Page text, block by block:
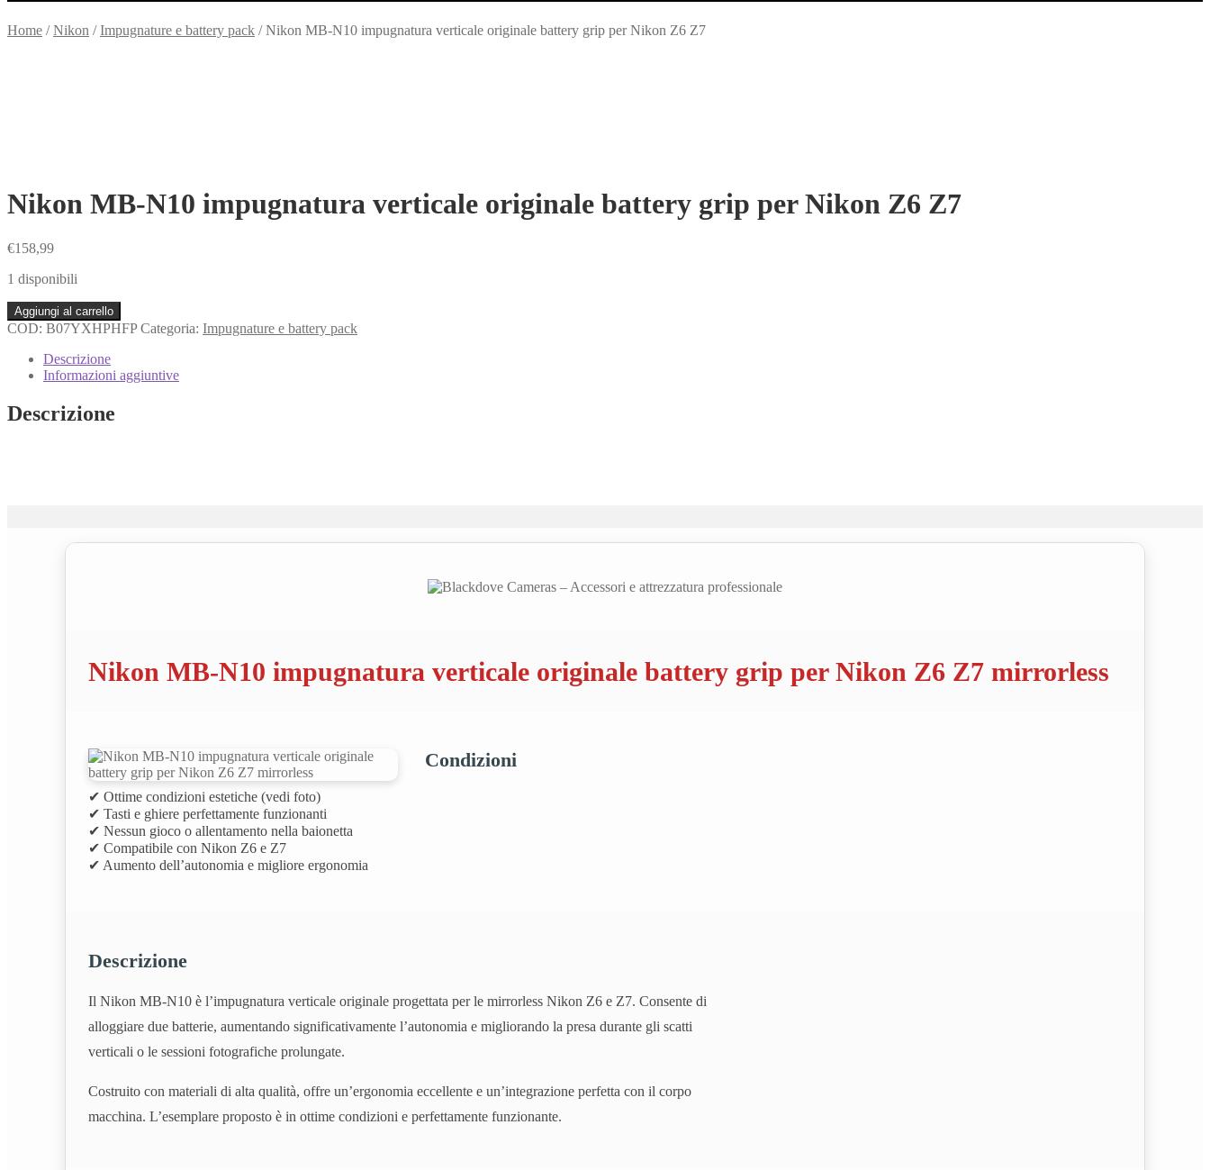
Home /Nikon /Impugnature e battery pack /Nikon MB-N10 impugnatura verticale originale battery grip per Nikon Z6 Z7
Nikon MB-N10 impugnatura verticale originale battery grip per Nikon Z6 Z7
€158,99
1 disponibili
Nikon
MB-
impugnatura
verticale
battery
grip
Aggiungi al carrello
COD: B07YXHPHFP Categoria: Impugnature e battery pack
Descrizione
Informazioni aggiuntive
Descrizione
Nikon MB-N10 impugnatura verticale originale battery grip per Nikon Z6 Z7 mirrorless
Condizioni
✔ Ottime condizioni estetiche (vedi foto)
✔ Tasti e ghiere perfettamente funzionanti
✔ Nessun gioco o allentamento nella baionetta
✔ Compatibile con Nikon Z6 e Z7
✔ Aumento dell’autonomia e migliore ergonomia
Descrizione
Il Nikon MB‑N10 è l’impugnatura verticale originale progettata per le mirrorless Nikon Z6 e Z7. Consente di
alloggiare due batterie, aumentando significativamente l’autonomia e migliorando la presa durante gli scatti
verticali o le sessioni fotografiche prolungate.
Costruito con materiali di alta qualità, offre un’ergonomia eccellente e un’integrazione perfetta con il corpo
macchina. L’esemplare proposto è in ottime condizioni e perfettamente funzionante.